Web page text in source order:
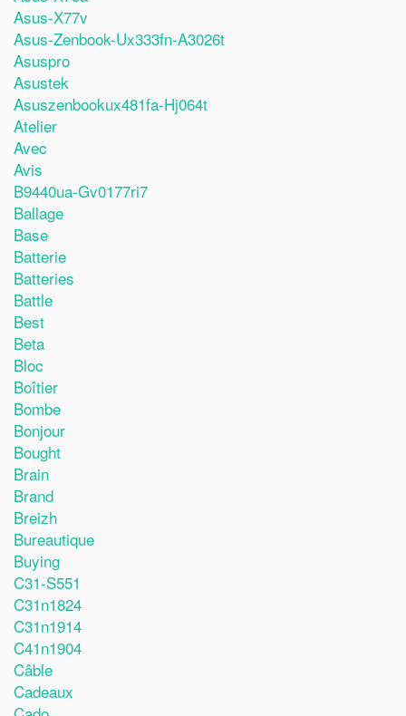
Asus-X77v
Asus-Zenbook-Ux333fn-A3026t
Asuspro
Asustek
Asuszenbookux481fa-Hj064t
Atelier
Avec
Avis
B9440ua-Gv0177ri7
Ballage
Base
Batterie
Batteries
Battle
Best
Beta
Bloc
Boîtier
Bombe
Bonjour
Bought
Brain
Brand
Breizh
Bureautique
Buying
C31-S551
C31n1824
C31n1914
C41n1904
Câble
Cadeaux